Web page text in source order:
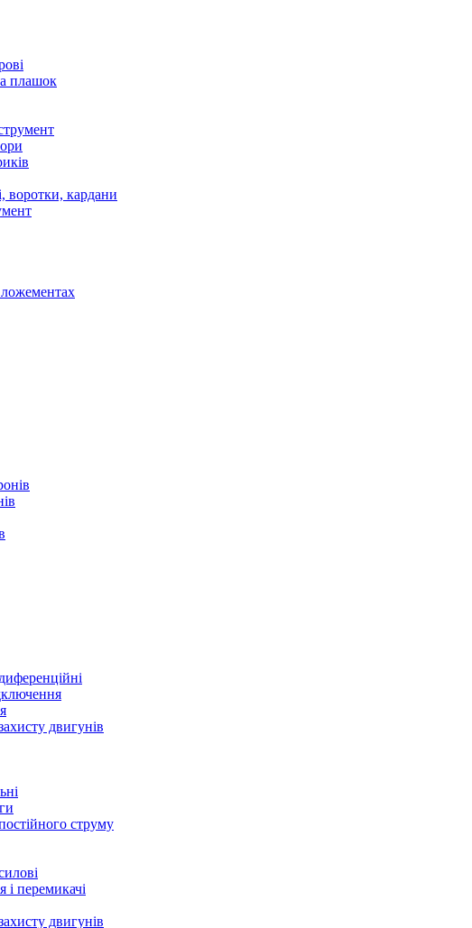
плашок
воротки, кардани
двигунів
струму
перемикачі
двигунів